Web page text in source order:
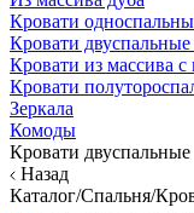
Кровати
Кровати
Кровати из массива
Кровати
Зеркала
Комоды
Кровати двуспальные
Назад
Каталог/Спальня/